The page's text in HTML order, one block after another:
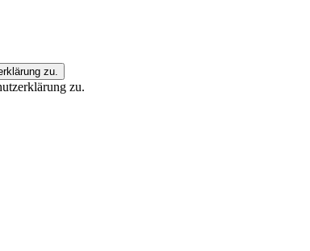
zu.
zu.